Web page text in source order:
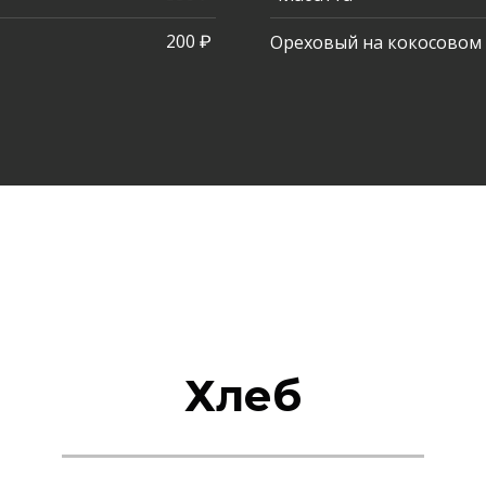
200 ₽ Ореховый на кокосовом
Хлеб